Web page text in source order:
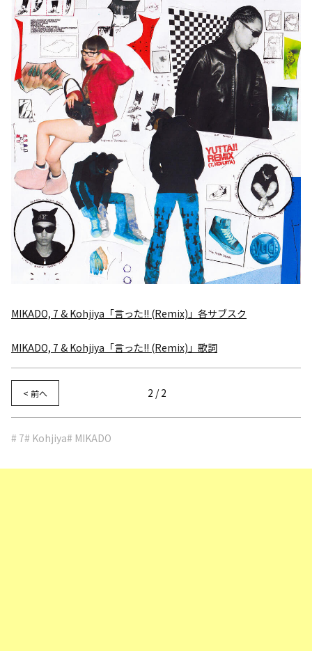
MIKADO, 7 & Kohjiya「言った!! (Remix)」各サブスク
MIKADO, 7 & Kohjiya「言った!! (Remix)」歌詞
< 前へ 2 / 2
# 7# Kohjiya# MIKADO